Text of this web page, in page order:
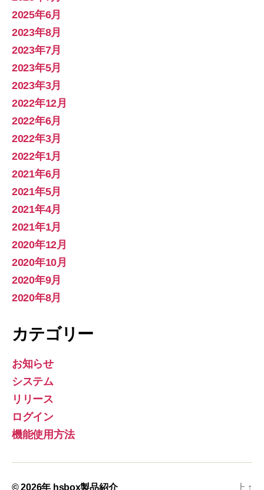
2025年6月
2023年8月
2023年7月
2023年5月
2023年3月
2022年12月
2022年6月
2022年3月
2022年1月
2021年6月
2021年5月
2021年4月
2021年1月
2020年12月
2020年10月
2020年9月
2020年8月
カテゴリー
お知らせ
システム
リリース
ログイン
機能使用方法
© 2026年 hsbox製品紹介 上 ↑